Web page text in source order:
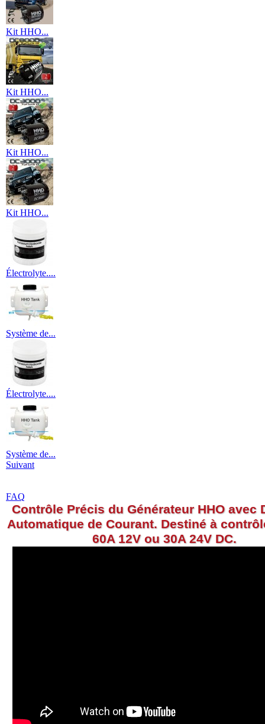
Kit HHO...
Kit HHO...
Kit HHO...
Kit HHO...
Électrolyte....
Système de...
Électrolyte....
Système de...
Suivant
FAQ
Contrôle Précis du Générateur HHO avec
Automatique de Courant. Destiné à
60A 12V ou 30A 24V DC.